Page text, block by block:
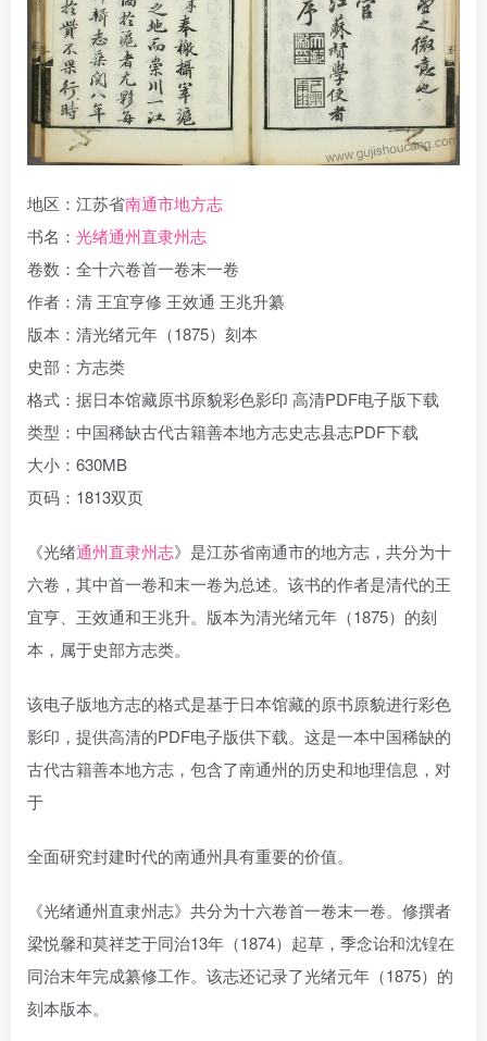
地区：江苏省南通市地方志
书名： 光绪通州直隶州志
卷数：全十六卷首一卷末一卷
作者：清 王宜亨修 王效通 王兆升纂
版本：清光绪元年（1875）刻本
史部：方志类
格式：据日本馆藏原书原貌彩色影印 高清PDF电子版下载
类型：中国稀缺古代古籍善本地方志史志县志PDF下载
大小：630MB
页码：1813双页
《光绪通州直隶州志》是江苏省南通市的地方志，共分为十
六卷，其中首一卷和末一卷为总述。该书的作者是清代的王
宜亨、王效通和王兆升。版本为清光绪元年（1875）的刻
本，属于史部方志类。
该电子版地方志的格式是基于日本馆藏的原书原貌进行彩色
影印，提供高清的PDF电子版供下载。这是一本中国稀缺的
古代古籍善本地方志，包含了南通州的历史和地理信息，对
于
全面研究封建时代的南通州具有重要的价值。
《光绪通州直隶州志》共分为十六卷首一卷末一卷。修撰者
梁悦馨和莫祥芝于同治13年（1874）起草，季念诒和沈锽在
同治末年完成纂修工作。该志还记录了光绪元年（1875）的
刻本版本。